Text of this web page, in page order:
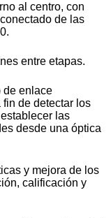
al centro, con
de las
entre etapas.
de enlace
de detectar los
las
desde una óptica
y mejora de los
calificación y